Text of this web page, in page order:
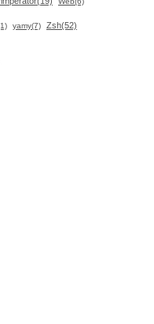
yamy(7) Zsh(52)